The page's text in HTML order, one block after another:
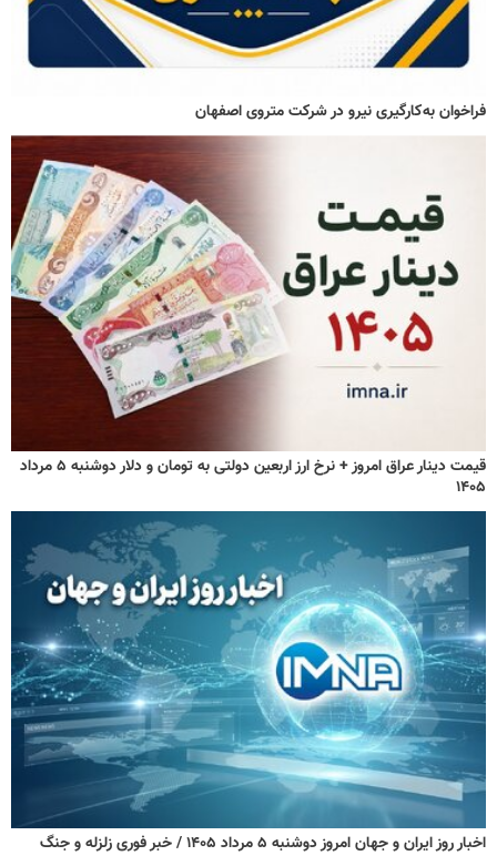
فراخوان به‌کارگیری نیرو در شرکت متروی اصفهان
قیمت دینار عراق امروز + نرخ ارز اربعین دولتی به تومان و دلار دوشنبه ۵ مرداد
۱۴۰۵
اخبار روز ایران و جهان امروز دوشنبه ۵ مرداد ۱۴۰۵ / خبر فوری زلزله و جنگ